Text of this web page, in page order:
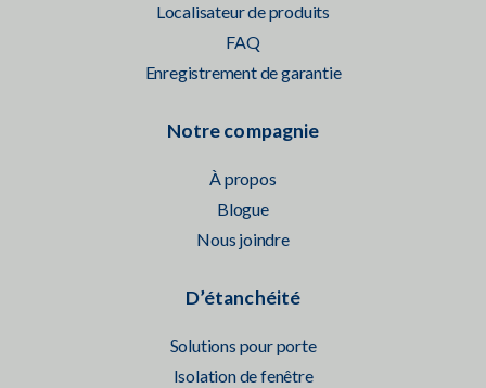
Localisateur de produits
FAQ
Enregistrement de garantie
Notre compagnie
À propos
Blogue
Nous joindre
D’étanchéité
Solutions pour porte
Isolation de fenêtre